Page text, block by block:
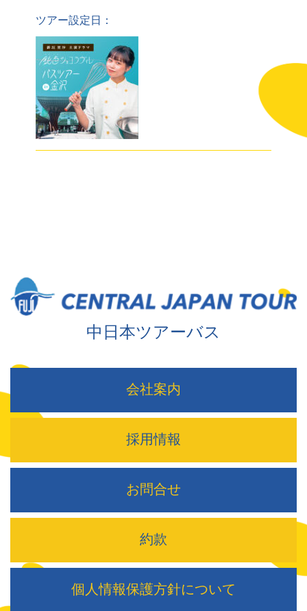
ツアー設定日：
中日本ツアーバス
会社案内
採用情報
お問合せ
約款
個人情報保護方針について